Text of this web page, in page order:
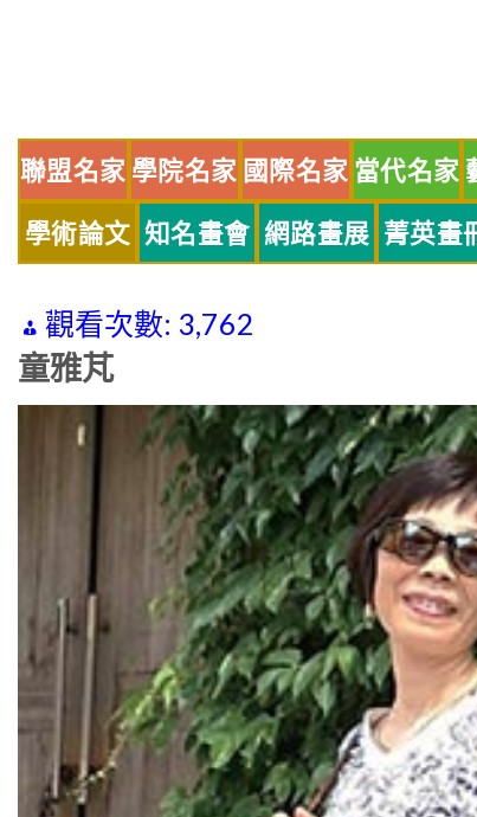
聯盟名家 學院名家 國際名家 當代名家
學術論文 知名畫會 網路畫展 菁英畫
觀看次數: 3,762
童雅芃